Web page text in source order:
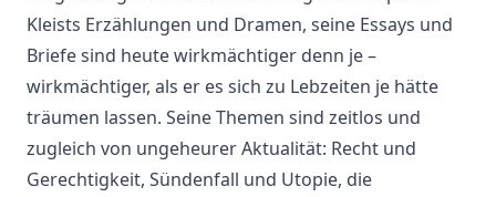
Kleists Erzählungen und Dramen, seine Essays und
Briefe sind heute wirkmächtiger denn je –
wirkmächtiger, als er es sich zu Lebzeiten je hätte
träumen lassen. Seine Themen sind zeitlos und
zugleich von ungeheurer Aktualität: Recht und
Gerechtigkeit, Sündenfall und Utopie, die